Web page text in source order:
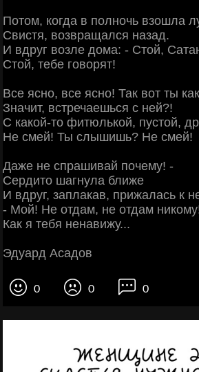
Потом, когда в полночь взошла
Свистя, возвращался назад.
И вдруг возле дома: - Стой,
Стой, тебе говорят!
Все ясно, все ясно! Так вот ты
Значит, встречаешься с ней?!
С какой-то фитюлькой, пустой,
Не смей! Ты слышишь? Не смей!
Даже не спрашивай почему! -
Сердито шагнула ближе
И вдруг, заплакав, прижалась к
- Мой! Не отдам, не отдам
Как я тебя ненавижу...
Эдуард Асадов
0 0 0